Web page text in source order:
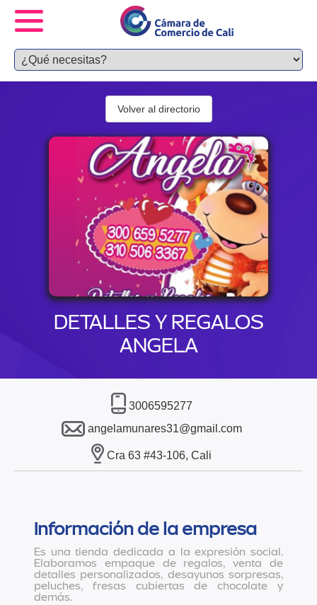
DETALLES Y REGALOS
ANGELA
Volver al directorio
3006595277
angelamunares31@gmail.com
Cra 63 #43-106, Cali
Información de la empresa
Es una tienda dedicada a la expresión social.
Elaboramos empaque de regalos, venta de
detalles personalizados, desayunos sorpresas,
peluches, fresas cubiertas de chocolate y
demás.